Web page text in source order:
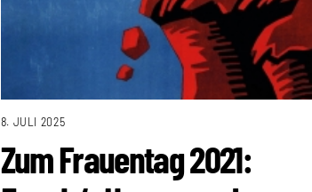
8. JULI 2025
Zum Frauentag 2021: